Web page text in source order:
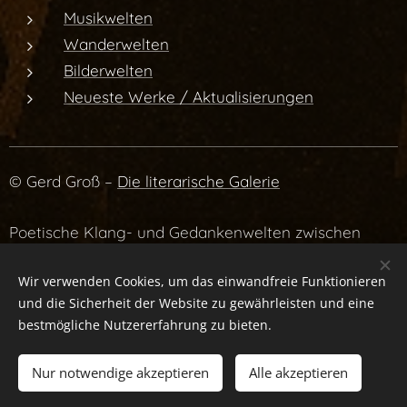
Musikwelten
Wanderwelten
Bilderwelten
Neueste Werke / Aktualisierungen
© Gerd Groß – Die literarische Galerie
Poetische Klang- und Gedankenwelten zwischen
Bilder und Text © Gerd Groß, Interesse an Text oder Bild,
Wir verwenden Cookies, um das einwandfreie Funktionieren
und die Sicherheit der Website zu gewährleisten und eine
bestmögliche Nutzererfahrung zu bieten.
Nur notwendige akzeptieren Alle akzeptieren